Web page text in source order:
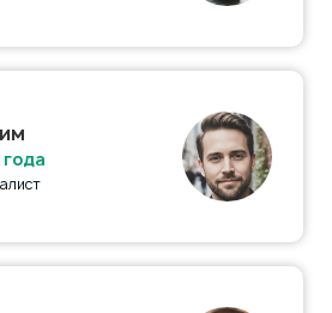
года